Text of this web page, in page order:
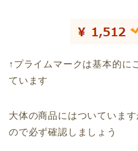
↑プライムマークは基本的に
ています
大体の商品にはついていま
ので必ず確認しましょう